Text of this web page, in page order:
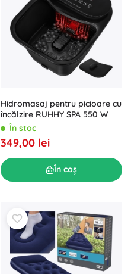
Hidromasaj pentru picioare cu
încălzire RUHHY SPA 550 W
În stoc
349,00 lei
În coș